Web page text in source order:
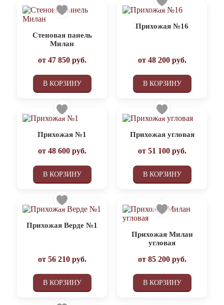
Стеновая панель
Милан
от 47 850руб.
В КОРЗИНУ
Прихожая №16
от 48 200руб.
В КОРЗИНУ
Прихожая №1
от 48 600руб.
В КОРЗИНУ
Прихожая угловая
от 51 100руб.
В КОРЗИНУ
Прихожая Верде №1
от 56 210руб.
В КОРЗИНУ
Прихожая Милан
угловая
от 85 200руб.
В КОРЗИНУ